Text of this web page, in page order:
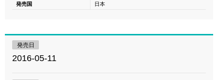
発売国
日本
発売日
2016-05-11